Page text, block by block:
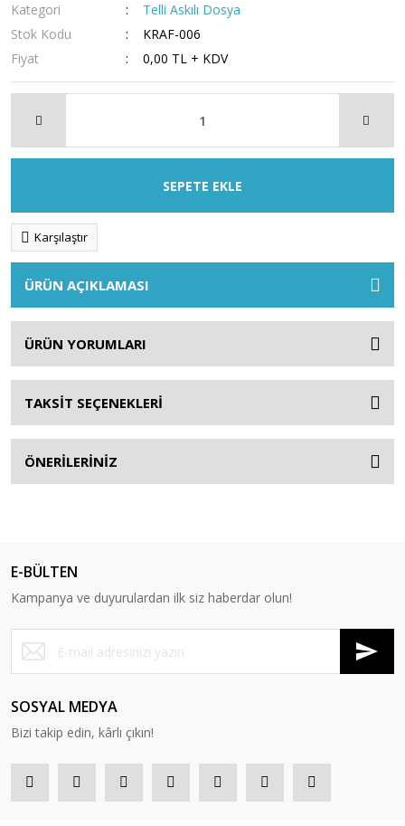
Kategori
Telli Askılı Dosya
Stok Kodu
KRAF-006
Fiyat
0,00 TL + KDV
SEPETE EKLE
Karşılaştır
ÜRÜN AÇIKLAMASI
ÜRÜN YORUMLARI
TAKSİT SEÇENEKLERİ
ÖNERİLERİNİZ
E-BÜLTEN
Kampanya ve duyurulardan ilk siz haberdar olun!
SOSYAL MEDYA
Bizi takip edin, kârlı çıkın!